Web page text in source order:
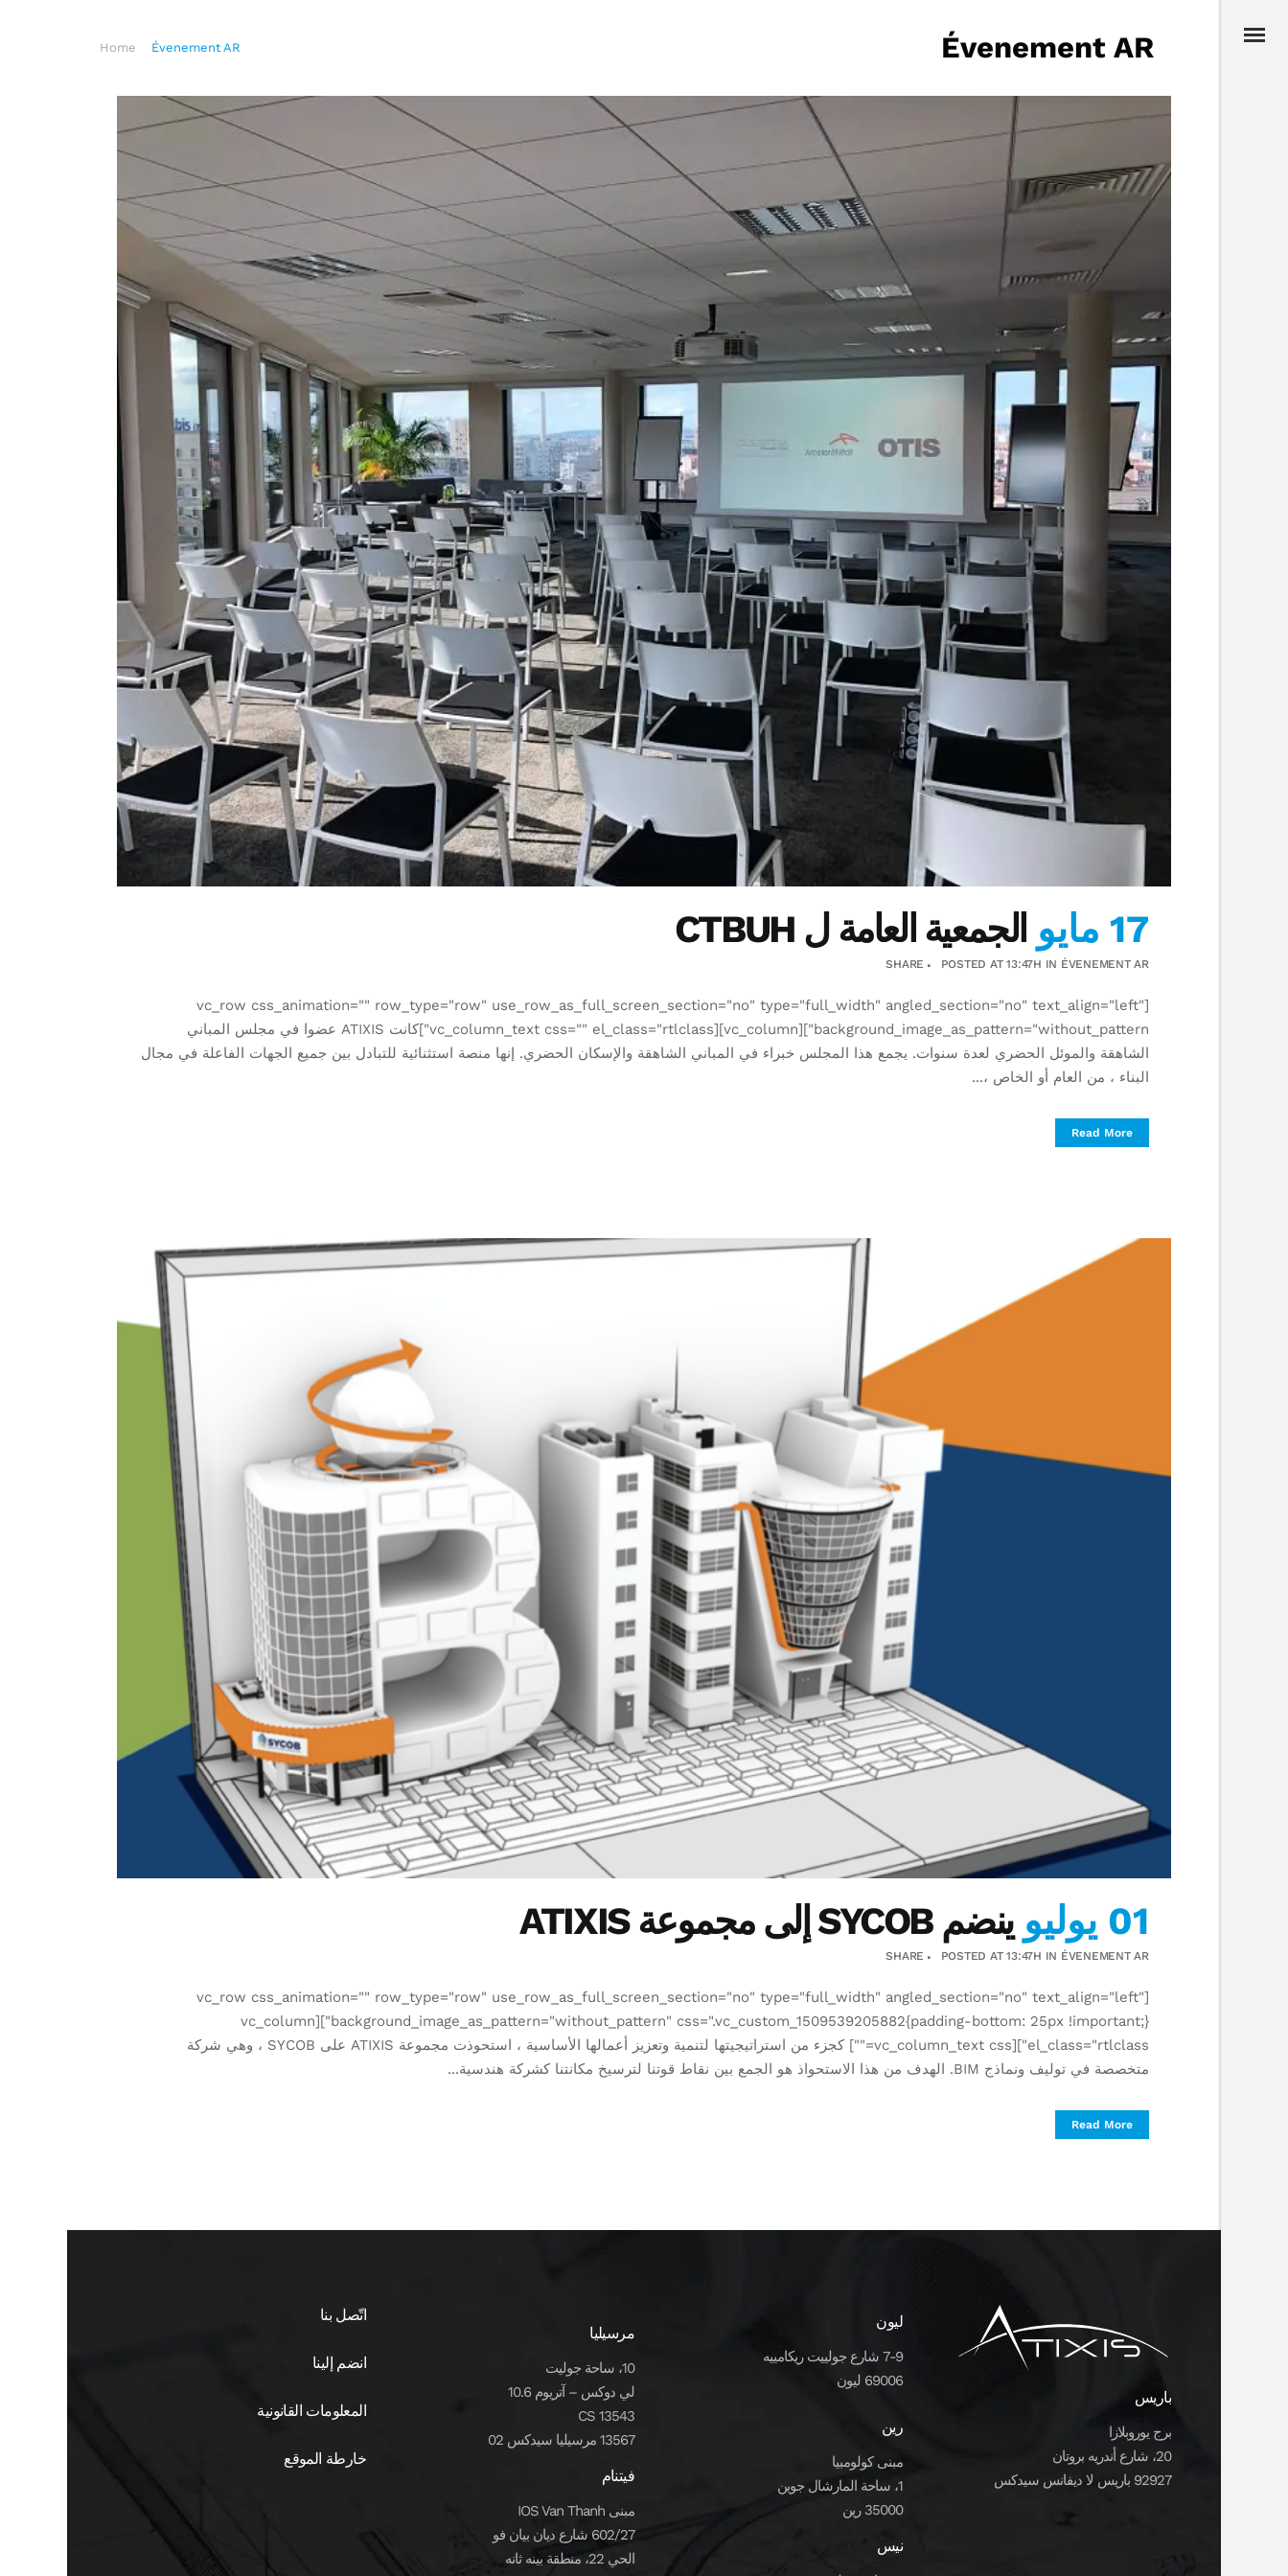
Évenement AR
Home Évenement AR
17 مايو الجمعية العامة ل CTBUH
POSTED AT 13:47H IN ÉVENEMENT AR
SHARE
[vc_row css_animation="" row_type="row" use_row_as_full_screen_section="no" type="full_width" angled_section="no" text_align="left"
background_image_as_pattern="without_pattern"][vc_column][vc_column_text css="" el_class="rtlclass"]كانت ATIXIS عضوا في مجلس المباني
الشاهقة والموئل الحضري لعدة سنوات. يجمع هذا المجلس خبراء في المباني الشاهقة والإسكان الحضري. إنها منصة استثنائية للتبادل بين جميع الجهات الفاعلة في مجال
البناء ، من العام أو الخاص ،...
Read More
01 يوليو ينضم SYCOB إلى مجموعة ATIXIS
POSTED AT 13:47H IN ÉVENEMENT AR
SHARE
[vc_row css_animation="" row_type="row" use_row_as_full_screen_section="no" type="full_width" angled_section="no" text_align="left"
background_image_as_pattern="without_pattern" css=".vc_custom_1509539205882{padding-bottom: 25px !important;}"][vc_column
el_class="rtlclass"][vc_column_text css=""] كجزء من استراتيجيتها لتنمية وتعزيز أعمالها الأساسية ، استحوذت مجموعة ATIXIS على SYCOB ، وهي شركة
متخصصة في توليف ونماذج BIM. الهدف من هذا الاستحواذ هو الجمع بين نقاط قوتنا لترسيخ مكانتنا كشركة هندسية...
Read More
باريس
برج يوروبلازا
20، شارع أندريه بروتان
92927 باريس لا ديفانس سيدكس
ليون
7-9 شارع جولييت ريكامييه
69006 ليون
رين
مبنى كولومبيا
1، ساحة المارشال جوين
35000 رين
نيس
مرسيليا
10، ساحة جوليت
لي دوكس – آتريوم 10.6
CS 13543
13567 مرسيليا سيدكس 02
فيتنام
مبنى IOS Van Thanh
602/27 شارع ديان بيان فو
الحي 22، منطقة بينه ثانه
اتّصل بنا
انضم إلينا
المعلومات القانونية
خارطة الموقع